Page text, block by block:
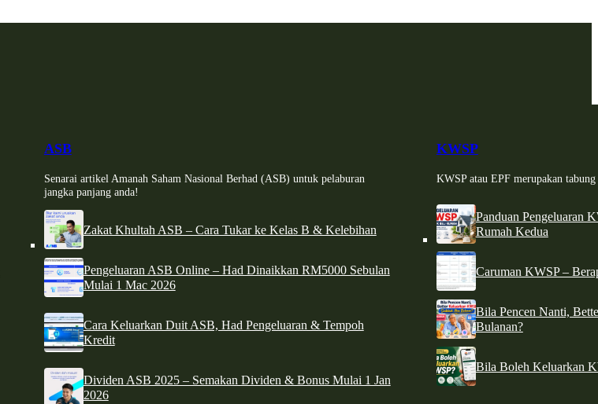
ASB
Senarai artikel Amanah Saham Nasional Berhad (ASB) untuk pelaburan
jangka panjang anda!
Zakat Khultah ASB – Cara Tukar ke Kelas B & Kelebihan
Pengeluaran ASB Online – Had Dinaikkan RM5000 Sebulan
Mulai 1 Mac 2026
Cara Keluarkan Duit ASB, Had Pengeluaran & Tempoh
Kredit
Dividen ASB 2025 – Semakan Dividen & Bonus Mulai 1 Jan
2026
KWSP
KWSP atau EPF merupakan
Panduan Pengeluaran
Rumah Kedua
Caruman KWSP –
Bila Pencen Nanti,
Bulanan?
Bila Boleh Keluarkan